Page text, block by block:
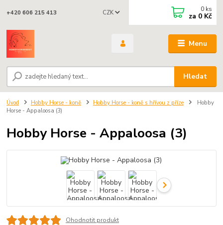
Menu
CZK
Hledat
+420 606 215 413 0 ks
za 0 Kč
Úvod Hobby Horse - koně Hobby Horse - koně s hřívou z příze
Hobby
Horse - Appaloosa (3)
Hobby Horse - Appaloosa (3)
Ohodnotit produkt